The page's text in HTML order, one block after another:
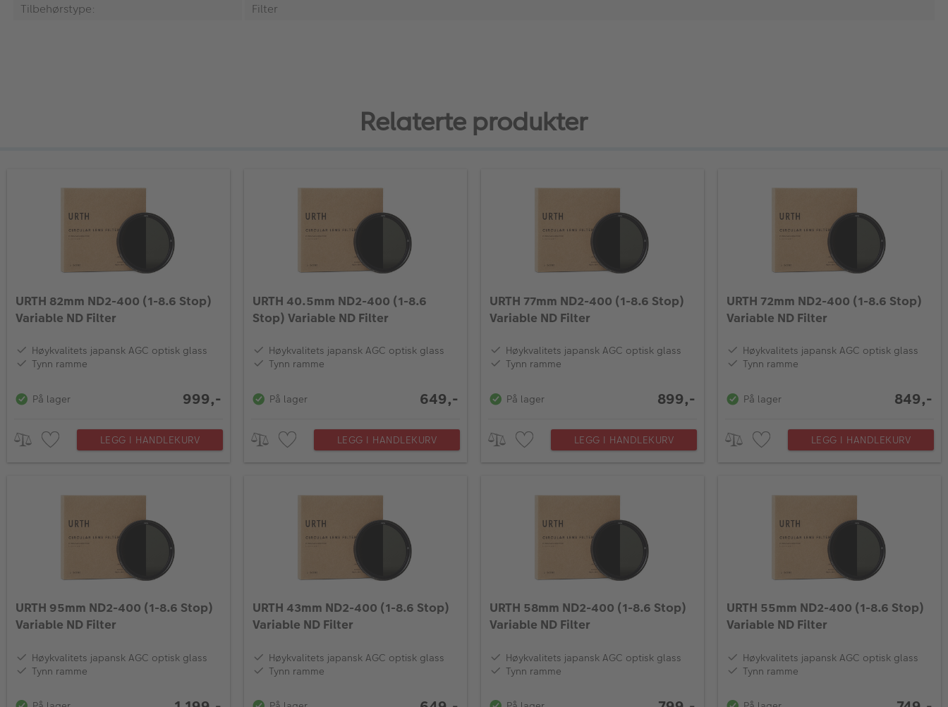
Tilbehørstype:
Filter
Relaterte produkter
URTH 82mm ND2-400 (1-8.6 Stop)
Variable ND Filter
Høykvalitets japansk AGC optisk glass
Tynn ramme
På lager 999,-
LEGG I HANDLEKURV
URTH 40.5mm ND2-400 (1-8.6
Stop) Variable ND Filter
Høykvalitets japansk AGC optisk glass
Tynn ramme
På lager 649,-
LEGG I HANDLEKURV
URTH 77mm ND2-400 (1-8.6 Stop)
Variable ND Filter
Høykvalitets japansk AGC optisk glass
Tynn ramme
På lager 899,-
LEGG I HANDLEKURV
URTH 72mm ND2-400 (1-8.6 Stop)
Variable ND Filter
Høykvalitets japansk AGC optisk glass
Tynn ramme
På lager 849,-
LEGG I HANDLEKURV
URTH 95mm ND2-400 (1-8.6 Stop)
Variable ND Filter
Høykvalitets japansk AGC optisk glass
Tynn ramme
URTH 43mm ND2-400 (1-8.6 Stop)
Variable ND Filter
Høykvalitets japansk AGC optisk glass
Tynn ramme
URTH 58mm ND2-400 (1-8.6 Stop)
Variable ND Filter
Høykvalitets japansk AGC optisk glass
Tynn ramme
URTH 55mm ND2-400 (1-8.6 Stop)
Variable ND Filter
Høykvalitets japansk AGC optisk glass
Tynn ramme